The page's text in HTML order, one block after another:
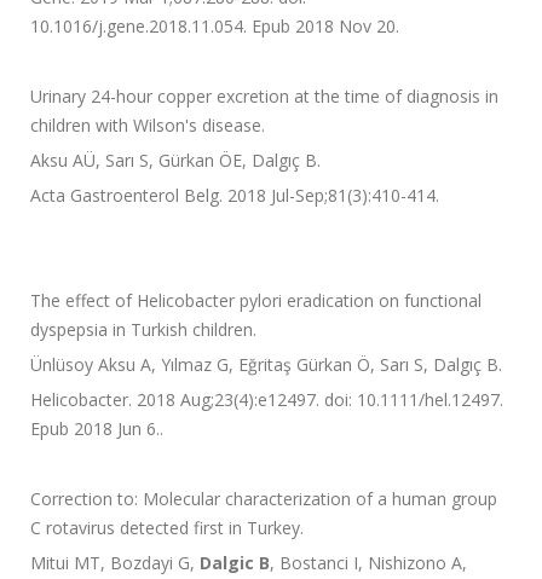
10.1016/j.gene.2018.11.054. Epub 2018 Nov 20.
Urinary 24-hour copper excretion at the time of diagnosis in
children with Wilson's disease.
Aksu AÜ, Sarı S, Gürkan ÖE, Dalgıç B.
Acta Gastroenterol Belg. 2018 Jul-Sep;81(3):410-414.
The effect of Helicobacter pylori eradication on functional
dyspepsia in Turkish children.
Ünlüsoy Aksu A, Yılmaz G, Eğritaş Gürkan Ö, Sarı S, Dalgıç B.
Helicobacter. 2018 Aug;23(4):e12497. doi: 10.1111/hel.12497.
Epub 2018 Jun 6..
Correction to: Molecular characterization of a human group
C rotavirus detected first in Turkey.
Mitui MT, Bozdayi G, Dalgic B, Bostanci I, Nishizono A,